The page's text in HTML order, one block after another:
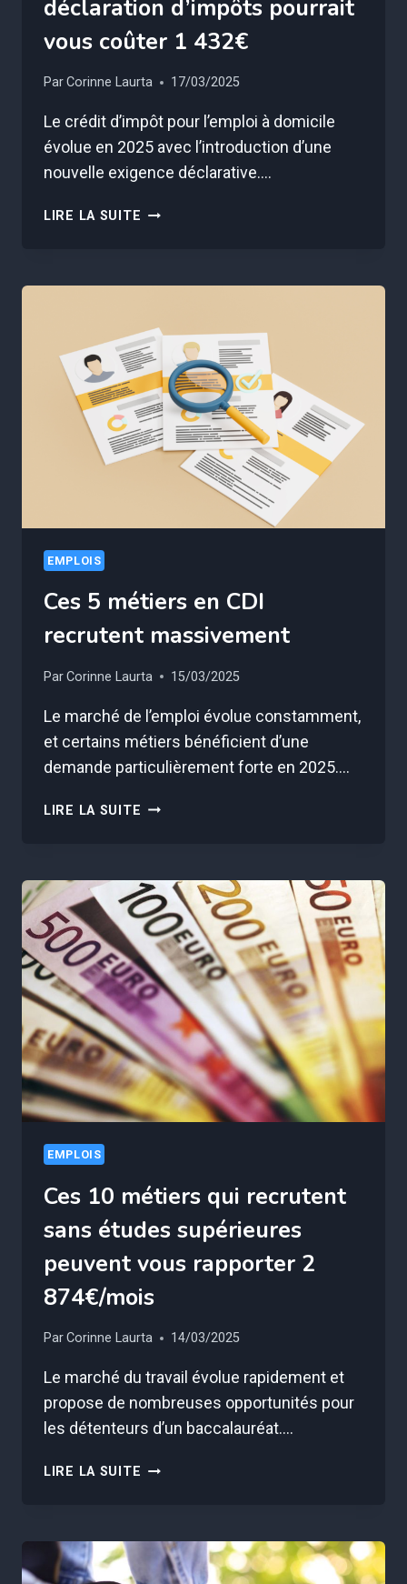
déclaration d’impôts pourrait
vous coûter 1 432€
ParCorinne Laurta 17/03/2025
Le crédit d’impôt pour l’emploi à domicile
évolue en 2025 avec l’introduction d’une
nouvelle exigence déclarative….
LIRE LA SUITE CETTE
D’IMPÔTS
POURRAIT
VOUS
COÛTER
1
432€
EMPLOIS
Ces 5 métiers en CDI
recrutent massivement
ParCorinne Laurta 15/03/2025
Le marché de l’emploi évolue constamment,
et certains métiers bénéficient d’une
demande particulièrement forte en 2025….
LIRE LA SUITE CES
CDI
RECRUTENT
MASSIVEMENT
EMPLOIS
Ces 10 métiers qui recrutent
sans études supérieures
peuvent vous rapporter 2
874€/mois
ParCorinne Laurta 14/03/2025
Le marché du travail évolue rapidement et
propose de nombreuses opportunités pour
les détenteurs d’un baccalauréat….
LIRE LA SUITE CES
RECRUTENT
SANS